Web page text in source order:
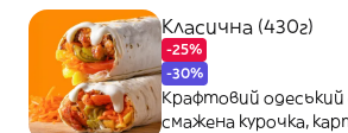
Класична (430г)
-25%
-30%
Крафтовий одеський
смажена курочка,